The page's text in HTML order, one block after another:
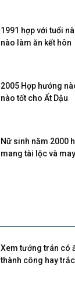
1991 hợp với tuổi
nào làm ăn kết hôn
2005 Hợp hướng
nào tốt cho Ất Dậu
Nữ sinh năm 2000
mang tài lộc và
Xem tướng trán có
thành công hay